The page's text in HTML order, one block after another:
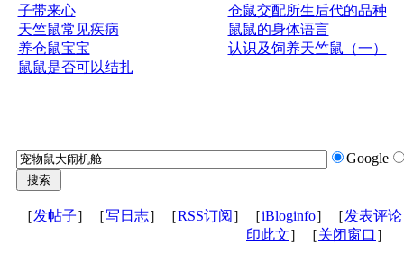
子带来心
天竺鼠常见疾病
养仓鼠宝宝
鼠鼠是否可以结扎
仓鼠交配所生后代的品种
鼠鼠的身体语言
认识及饲养天竺鼠（一）
Google
［发帖子］［写日志］［RSS订阅 ］［iBloginfo］［发表评论
印此文］［关闭窗口 ］